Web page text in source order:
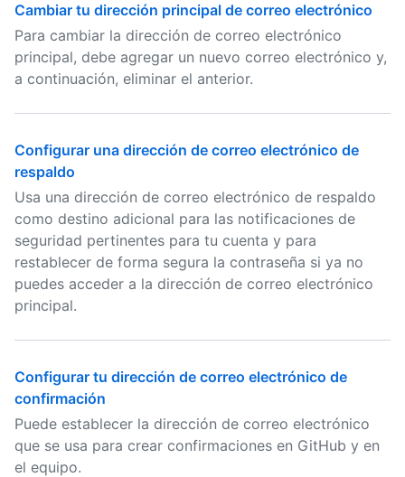
Cambiar tu dirección principal de correo electrónico
Para cambiar la dirección de correo electrónico
principal, debe agregar un nuevo correo electrónico y,
a continuación, eliminar el anterior.
Configurar una dirección de correo electrónico de
respaldo
Usa una dirección de correo electrónico de respaldo
como destino adicional para las notificaciones de
seguridad pertinentes para tu cuenta y para
restablecer de forma segura la contraseña si ya no
puedes acceder a la dirección de correo electrónico
principal.
Configurar tu dirección de correo electrónico de
confirmación
Puede establecer la dirección de correo electrónico
que se usa para crear confirmaciones en GitHub y en
el equipo.